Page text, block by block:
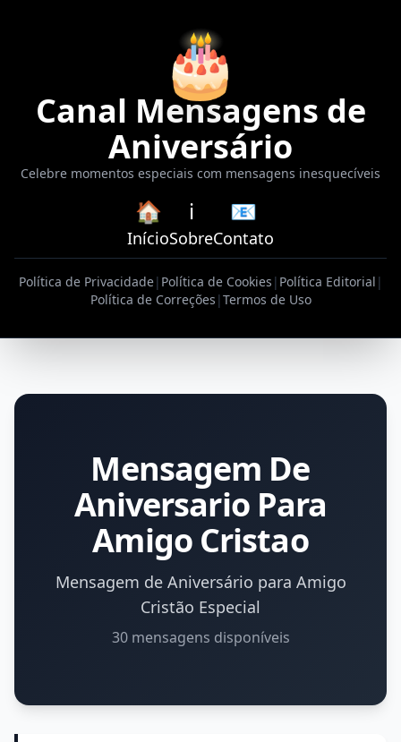
🎂
Canal Mensagens de
Aniversário
Celebre momentos especiais com mensagens inesquecíveis
🏠
Início
ℹ️
Sobre
📧
Contato
Política de Privacidade| Política de Cookies | Política Editorial |
Política de Correções |Termos de Uso
Mensagem De
Aniversario Para
Amigo Cristao
Mensagem de Aniversário para Amigo
Cristão Especial
30 mensagens disponíveis